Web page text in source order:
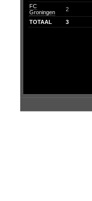
FC
Groningen
2
TOTAAL 3